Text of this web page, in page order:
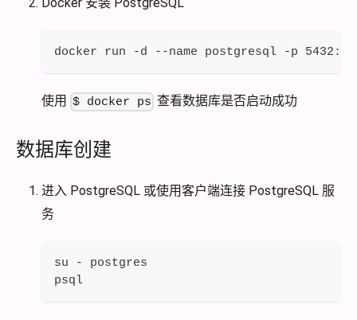
docker run -d --name postgresql -p
使用 $ docker ps 查看数据库是否启动成功
数据库创建
进入 PostgreSQL 或使用客户端连接 PostgreSQL 服
务
su - postgres
psql